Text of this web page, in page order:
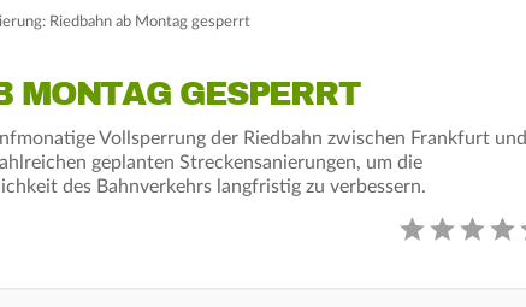
Riedbahn ab Montag gesperrt
MONTAG GESPERRT
Vollsperrung der Riedbahn zwischen Frankfurt und
geplanten Streckensanierungen, um die
des Bahnverkehrs langfristig zu verbessern.